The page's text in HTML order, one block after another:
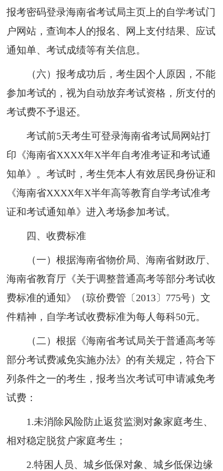
报考密码登录海南省考试局主页上的自学考试门
户网站，查询本人的报名 、网上支付结果、应试
通知单、考试成绩等有关信息。
（六）报考成功后，考生因个人原因，不能
参加考试的，视为自动放弃考试资格， 所支付的
考试费不予退还。
考试前5天考生可登录海南省考试局网站打
印《海南省XXXX年X半年自考准考证和考试通
知单》。考试时，考生凭本人有效居民身份证和
《海南省XXXX年X半年高等教育自学考试准考
证和考试通知单》进入考场参加考试。
四 、收费标准
（一）根据海南省物价局、海南省财政厅、
海南省教育厅《关于调整普通高考等部分考试收
费标准的通知》（琼价费管〔2013〕775号）文
件精神，自学考试收费标准为每人每科50元。
（二）根据《海南省考试局关于普通高考等
部分考试费减免实施办法》的有关规定 ，符合下
列条件之一的考生 ，报考当次考试可申请减免考
试费 ：
1.未消除风险防止返贫监测对象家庭考生、
相对稳定脱贫户家庭考生 ；
2.特困 人员、城乡低保对象、城乡低保边缘